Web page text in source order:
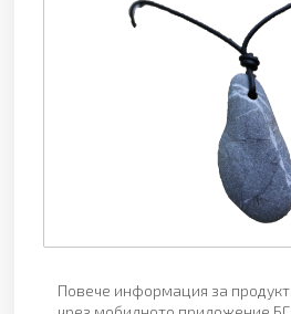
Повече информация за